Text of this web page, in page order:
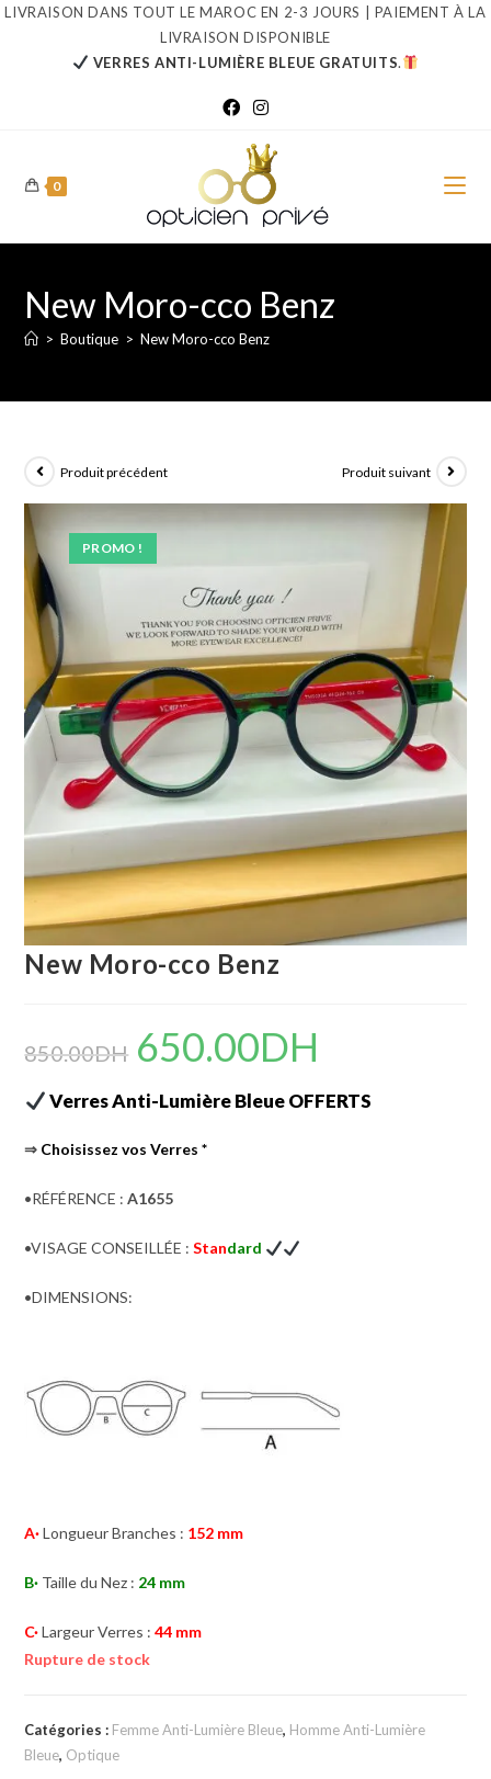
Skip
LIVRAISON DANS TOUT LE MAROC EN 2-3 JOURS | PAIEMENT À LA
LIVRAISON DISPONIBLE
VERRES ANTI-LUMIÈRE BLEUE GRATUITS.
0
New Moro-cco Benz
> Boutique > New Moro-cco Benz
PROMO !
Produit précédent Produit suivant
New Moro-cco Benz
850.00DH
Le
prix
initial
850.00DH.
650.00DH
650.00DH.
Verres Anti-Lumière Bleue OFFERTS
⇒ Choisissez vos Verres*
•RÉFÉRENCE :A1655
•VISAGE CONSEILLÉE :Standard
•DIMENSIONS:
A·Longueur Branches : 152 mm
B· Taille du Nez : 24 mm
C·Largeur Verres :44 mm
Rupture de stock
Catégories : Femme Anti-Lumière Bleue, Homme Anti-Lumière
Bleue, Optique